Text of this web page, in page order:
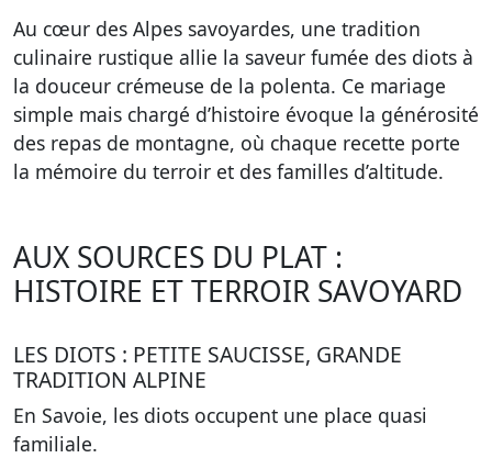
Au cœur des Alpes savoyardes, une tradition
culinaire rustique allie la saveur fumée des diots à
la douceur crémeuse de la polenta. Ce mariage
simple mais chargé d’histoire évoque la générosité
des repas de montagne, où chaque recette porte
la mémoire du terroir et des familles d’altitude.
AUX SOURCES DU PLAT :
HISTOIRE ET TERROIR SAVOYARD
LES DIOTS : PETITE SAUCISSE, GRANDE
TRADITION ALPINE
En Savoie, les diots occupent une place quasi
familiale.